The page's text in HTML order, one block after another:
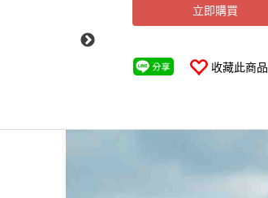
立即購買
收藏此商品